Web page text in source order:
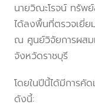
นายวิณะโรจน์ ทรัพ
ได้ลงพื้นที่ตรวจเยี่ย
ณ ศูนย์วิจัยการผสม
จังหวัดราชบุรี
โดยในปีนี้ได้มีการคั
ดังนี้: